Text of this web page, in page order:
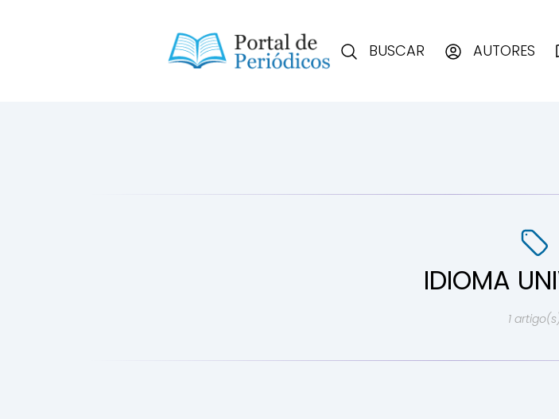
Portal de Periódicos da Conscienciologia
BUSCAR AUTORES
IDIOMA
1